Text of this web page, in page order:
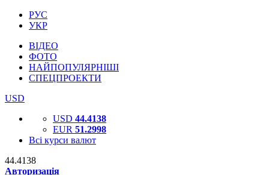
РУС
УКР
ВІДЕО
ФОТО
НАЙПОПУЛЯРНІШІ
СПЕЦПРОЕКТИ
USD
USD 44.4138
EUR 51.2998
Всі курси валют
44.4138
Авторизація